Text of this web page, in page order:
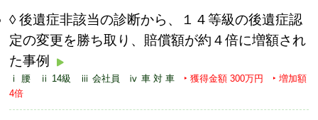
後遺症非該当の診断から、１４等級の後遺症認
定の変更を勝ち取り、賠償額が約４倍に増額され
た事例
ⅰ 腰 ⅱ 14級 ⅲ 会社員 ⅳ 車 対 車‣ 獲得金額 300万円 ‣ 増加額
4倍